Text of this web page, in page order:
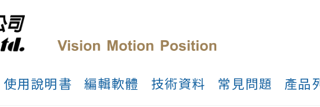
使用說明書 編輯軟體 技術資料 常見問題 產品